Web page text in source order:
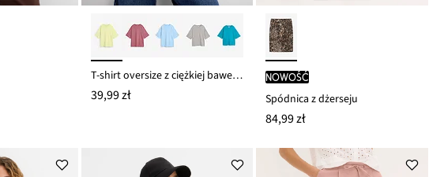
T-shirt oversize z ciężkiej bawełny organicznej
39,99 zł
nowość
Spódnica z dżerseju
84,99 zł